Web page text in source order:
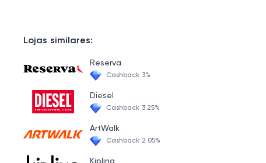
Lojas similares:
Reserva
Cashback 3%
Diesel
Cashback 3.25%
ArtWalk
Cashback 2.05%
Kipling